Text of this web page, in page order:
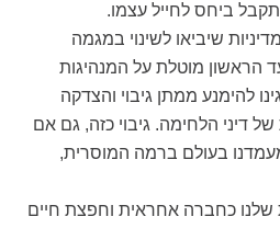
ביחס לחייל עצמו.
שיביאו לשינוי במגמה
הראשון מוטלת על המנהיגות
להימנע ממתן גיבוי והצדקה
דיני הלחימה. גיבוי כזה, גם אם
בעולם ברמה המוסרית,
כחברה אחראית וחפצת חיים